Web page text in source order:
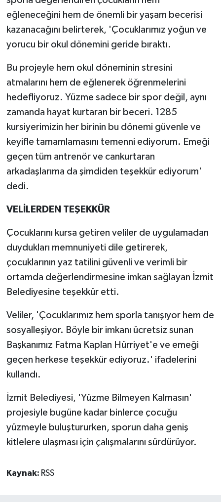
eğleneceğini hem de önemli bir yaşam becerisi
kazanacağını belirterek, 'Çocuklarımız yoğun ve
yorucu bir okul dönemini geride bıraktı.
Bu projeyle hem okul döneminin stresini
atmalarını hem de eğlenerek öğrenmelerini
hedefliyoruz. Yüzme sadece bir spor değil, aynı
zamanda hayat kurtaran bir beceri. 1285
kursiyerimizin her birinin bu dönemi güvenle ve
keyifle tamamlamasını temenni ediyorum. Emeği
geçen tüm antrenör ve cankurtaran
arkadaşlarıma da şimdiden teşekkür ediyorum'
dedi.
VELİLERDEN TEŞEKKÜR
Çocuklarını kursa getiren veliler de uygulamadan
duydukları memnuniyeti dile getirerek,
çocuklarının yaz tatilini güvenli ve verimli bir
ortamda değerlendirmesine imkan sağlayan İzmit
Belediyesine teşekkür etti.
Veliler, 'Çocuklarımız hem sporla tanışıyor hem de
sosyalleşiyor. Böyle bir imkanı ücretsiz sunan
Başkanımız Fatma Kaplan Hürriyet'e ve emeği
geçen herkese teşekkür ediyoruz.' ifadelerini
kullandı.
İzmit Belediyesi, 'Yüzme Bilmeyen Kalmasın'
projesiyle bugüne kadar binlerce çocuğu
yüzmeyle buluştururken, sporun daha geniş
kitlelere ulaşması için çalışmalarını sürdürüyor.
Kaynak: RSS